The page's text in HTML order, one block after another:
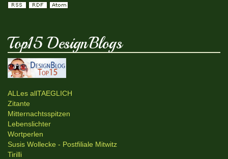
Top15 DesignBlogs
ALLes allTAEGLICH
Zitante
Mitternachtsspitzen
Lebenslichter
Wortperlen
Susis Wollecke - Postfiliale Mitwitz
Tirilli